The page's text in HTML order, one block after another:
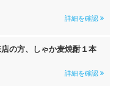
詳細を確認
の方、しゃか麦焼酎１本
詳細を確認